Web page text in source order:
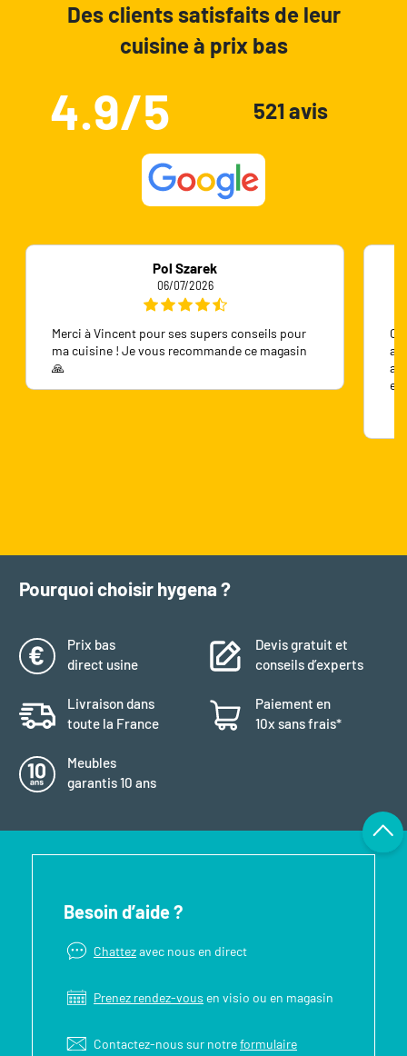
Des clients satisfaits de leur
cuisine à prix bas
4.9/5 521 avis
Pol Szarek
06/07/2026
Merci à Vincent pour ses supers conseils pour
ma cuisine ! Je vous recommande ce magasin
🙏
Pourquoi choisir hygena ?
Prix bas
direct usine
Devis gratuit et
conseils d’experts
Livraison dans
toute la France
Paiement en
10x sans frais*
Meubles
garantis 10 ans
Besoin d’aide ?
Chattezavec nous en direct
Prenez rendez-vous en visio ou en magasin
Contactez-nous sur notreformulaire